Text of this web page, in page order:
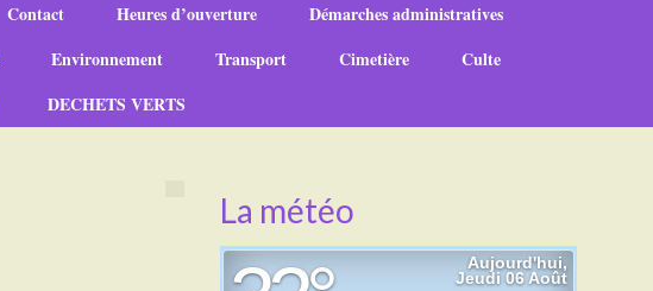
Contact Heures d’ouverture
Démarches administratives
Environnement Transport Cimetière
Culte
DECHETS VERTS
La météo